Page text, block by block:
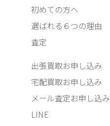
初めての方へ
選ばれる６つの理由
査定
出張買取お申し込み
宅配買取お申し込み
メール査定お申し込み
LINE